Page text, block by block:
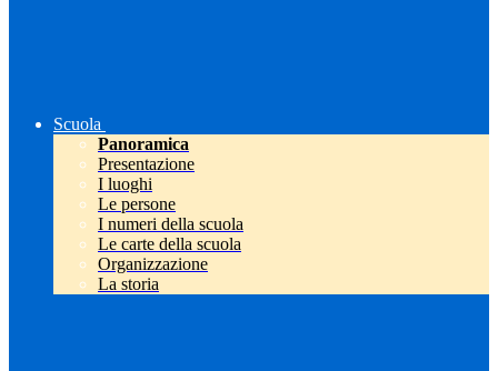
Scuola
Panoramica
Presentazione
I luoghi
Le persone
I numeri della scuola
Le carte della scuola
Organizzazione
La storia